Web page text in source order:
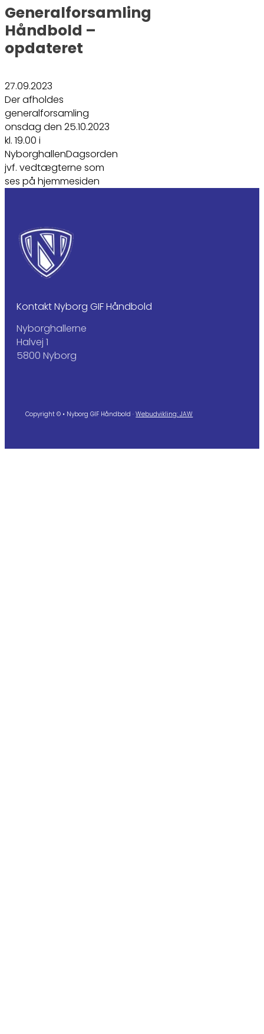
Generalforsamling
Håndbold –
opdateret
27.09.2023
Der afholdes
generalforsamling
onsdag den 25.10.2023
kl. 19.00 i
NyborghallenDagsorden
jvf. vedtægterne som
ses på hjemmesiden
Kontakt Nyborg GIF Håndbold
Nyborghallerne
Halvej 1
5800 Nyborg
Copyright © • Nyborg GIF Håndbold ·Webudvikling: JAW